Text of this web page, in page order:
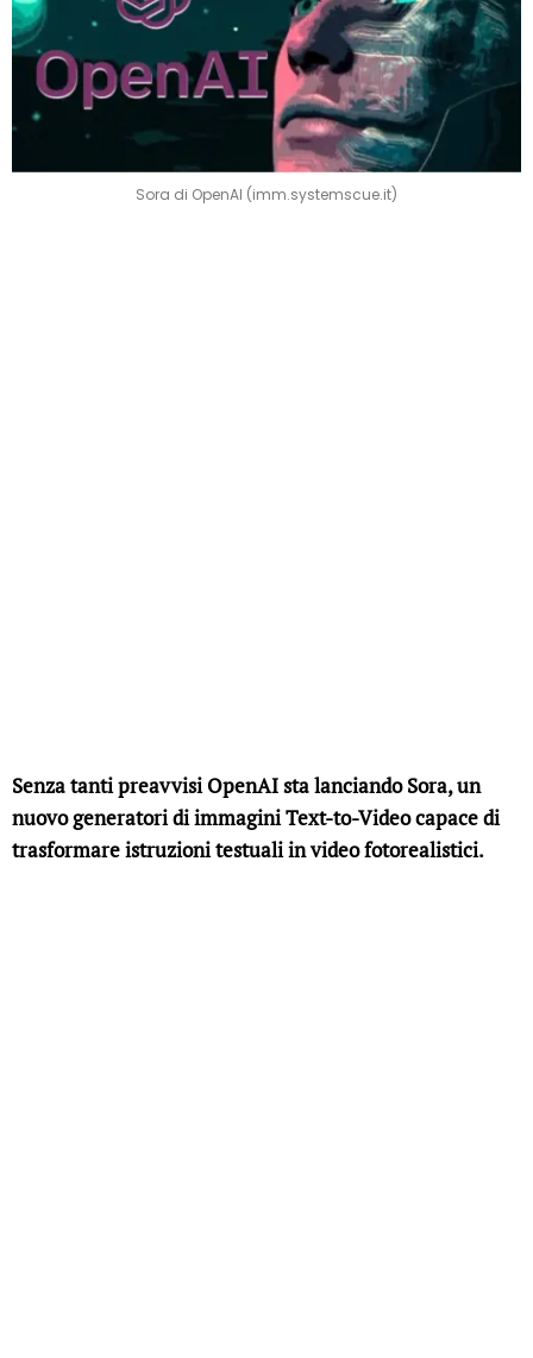
Sora di OpenAI (imm.systemscue.it)
Senza tanti preavvisi OpenAI sta lanciando Sora, un
nuovo generatori di immagini Text-to-Video capace di
trasformare istruzioni testuali in video fotorealistici.